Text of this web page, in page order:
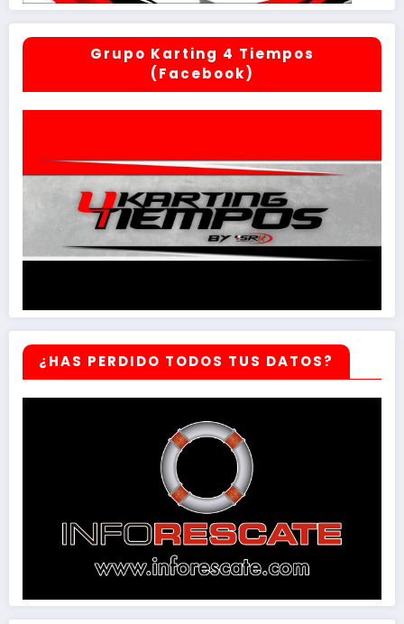
Grupo Karting 4 Tiempos
(Facebook)
¿HAS PERDIDO TODOS TUS DATOS?